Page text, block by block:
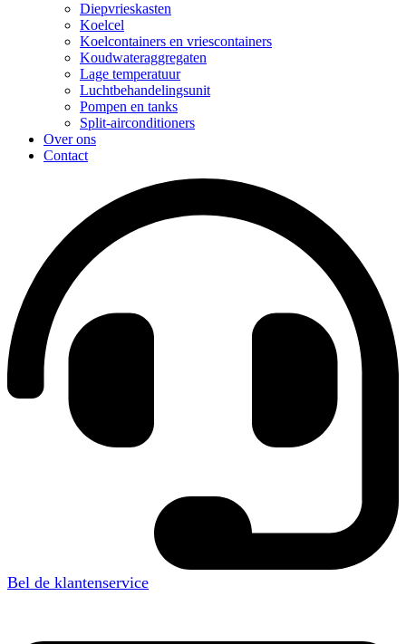
Diepvrieskasten
Koelcel
Koelcontainers en vriescontainers
Koudwateraggregaten
Lage temperatuur
Luchtbehandelingsunit
Pompen en tanks
Split-airconditioners
Over ons
Contact
Bel de klantenservice